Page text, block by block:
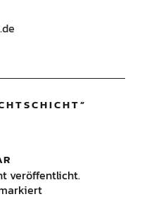
”
veröffentlicht.